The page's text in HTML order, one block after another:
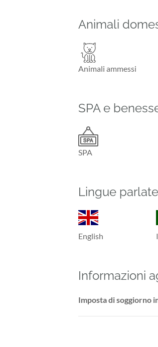
Animali
Animali ammessi
SPA e
SPA
Lingue parlate
English
Informazioni
Imposta di soggiorno